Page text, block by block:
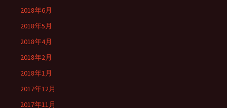
2018年6月
2018年5月
2018年4月
2018年2月
2018年1月
2017年12月
2017年11月